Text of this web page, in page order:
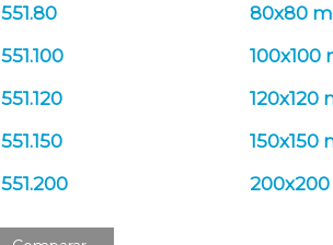
551.80
80x80
551.100
100x100
551.120
120x120
551.150
150x150
551.200